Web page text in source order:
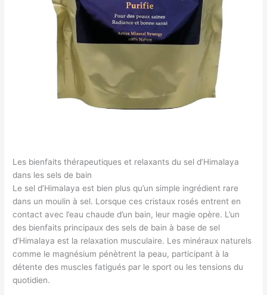
Les bienfaits thérapeutiques et relaxants du sel d’Himalaya
dans les sels de bain
Le sel d’Himalaya est bien plus qu’un simple ingrédient rare
dans un moulin à sel. Lorsque ces cristaux rosés entrent en
contact avec l’eau chaude d’un bain, leur magie opère. L’un
des bienfaits principaux des sels de bain à base de sel
d’Himalaya est la relaxation musculaire. Les minéraux naturels
comme le magnésium pénètrent la peau, participant à la
détente des muscles fatigués par le sport ou les tensions du
quotidien.